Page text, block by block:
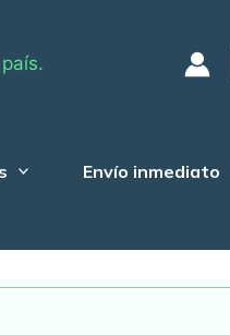
Envío inmediato